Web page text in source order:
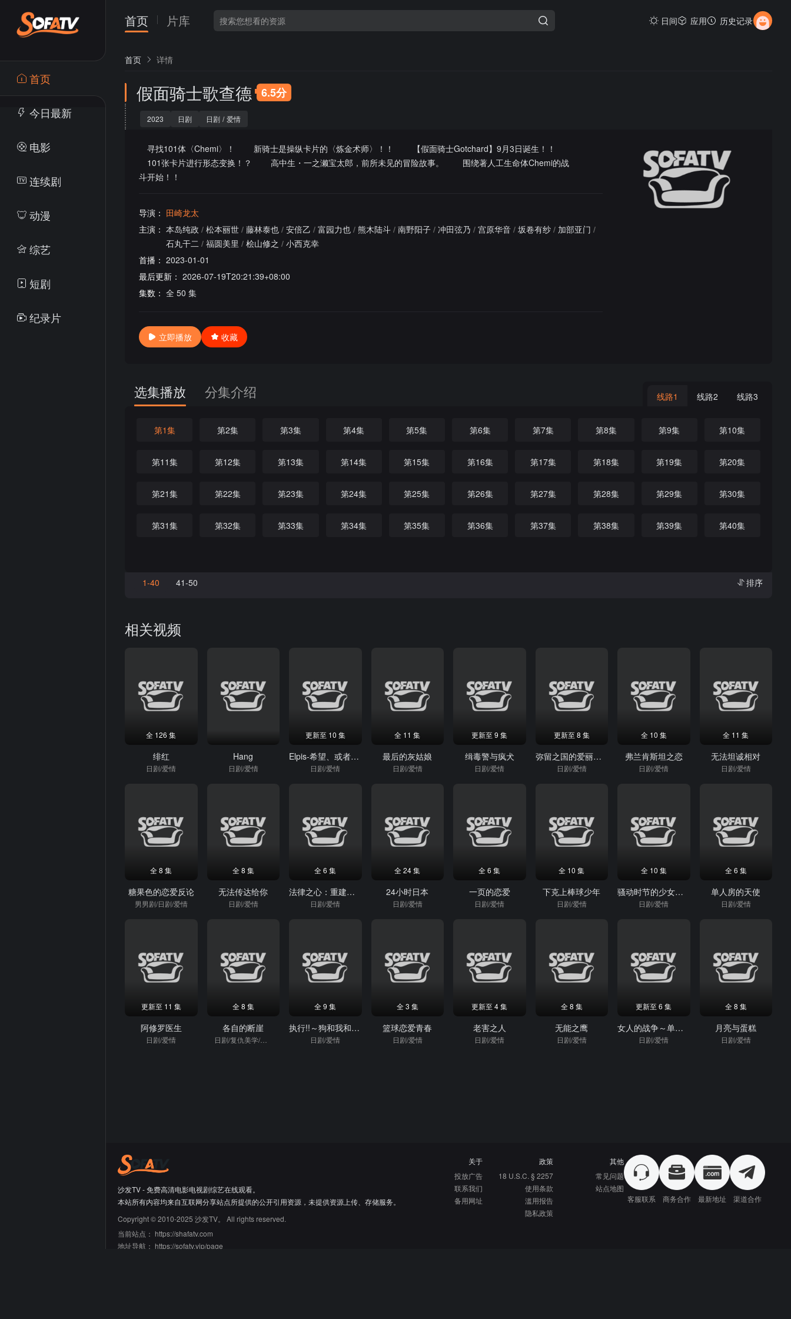
首页
今日最新
电影
连续剧
动漫
综艺
短剧
纪录片
首页 片库 日间 应用 历史记录
首页 详情
假面骑士歌查德 6.5分
2023 日剧 日剧 / 爱情
寻找101体〈Chemi〉！ 新骑士是操纵卡片的〈炼金术师〉！！ 【假面骑士Gotchard】9月3日诞生！！
101张卡片进行形态变换！？ 高中生・一之濑宝太郎，前所未见的冒险故事。 围绕著人工生命体Chemi的战
斗开始！！
导演： 田崎龙太
主演： 本岛纯政 / 松本丽世 / 藤林泰也 / 安倍乙 / 富园力也 / 熊木陆斗 / 南野阳子 / 冲田弦乃 / 宫原华音 / 坂卷有纱 / 加部亚门 /
石丸干二 / 福圆美里 / 桧山修之 / 小西克幸
首播： 2023-01-01
最后更新： 2026-07-19T20:21:39+08:00
集数： 全 50 集
立即播放 收藏
选集播放 分集介绍 线路1 线路2 线路3
第1集 第2集 第3集 第4集 第5集 第6集 第7集 第8集 第9集 第10集
第11集 第12集 第13集 第14集 第15集 第16集 第17集 第18集 第19集 第20集
第21集 第22集 第23集 第24集 第25集 第26集 第27集 第28集 第29集 第30集
第31集 第32集 第33集 第34集 第35集 第36集 第37集 第38集 第39集 第40集
1-40 41-50 排序
相关视频
全 126 集
绯红
日剧/爱情
Hang
日剧/爱情
更新至 10 集
Elpis-希望、或者灾难-
日剧/爱情
全 11 集
最后的灰姑娘
日剧/爱情
更新至 9 集
缉毒警与疯犬
日剧/爱情
更新至 8 集
弥留之国的爱丽丝第二季
日剧/爱情
全 10 集
弗兰肯斯坦之恋
日剧/爱情
全 11 集
无法坦诚相对
日剧/爱情
全 8 集
糖果色的恋爱反论
男男剧/日剧/爱情
全 8 集
无法传达给你
日剧/爱情
全 6 集
法律之心：重建生命的律师
日剧/爱情
全 24 集
24小时日本
日剧/爱情
全 6 集
一页的恋爱
日剧/爱情
全 10 集
下克上棒球少年
日剧/爱情
全 10 集
骚动时节的少女们啊
日剧/爱情
全 6 集
单人房的天使
日剧/爱情
更新至 11 集
阿修罗医生
日剧/爱情
全 8 集
各自的断崖
日剧/复仇美学/爱情
全 9 集
执行!!～狗和我和执行官
日剧/爱情
全 3 集
篮球恋爱青春
日剧/爱情
更新至 4 集
老害之人
日剧/爱情
全 8 集
无能之鹰
日剧/爱情
更新至 6 集
女人的战争～单身汉杀人事件～
日剧/爱情
全 8 集
月亮与蛋糕
日剧/爱情
沙发TV - 免费高清电影电视剧综艺在线观看。
本站所有内容均来自互联网分享站点所提供的公开引用资源，未提供资源上传、存储服务。
Copyright © 2010-2025 沙发TV。 All rights reserved.
当前站点： https://shafatv.com
地址导航： https://sofatv.vip/page
关于
投放广告
联系我们
备用网址
政策
18 U.S.C. § 2257
使用条款
滥用报告
隐私政策
其他
常见问题
站点地图
客服联系
商务合作 最新地址 渠道合作